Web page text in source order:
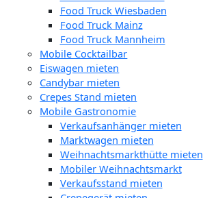
Food Truck Wiesbaden
Food Truck Mainz
Food Truck Mannheim
Mobile Cocktailbar
Eiswagen mieten
Candybar mieten
Crepes Stand mieten
Mobile Gastronomie
Verkaufsanhänger mieten
Marktwagen mieten
Weihnachtsmarkthütte mieten
Mobiler Weihnachtsmarkt
Verkaufsstand mieten